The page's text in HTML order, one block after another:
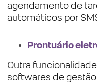
agendamento de
automáticos por
Prontuário
Outra
softwares de